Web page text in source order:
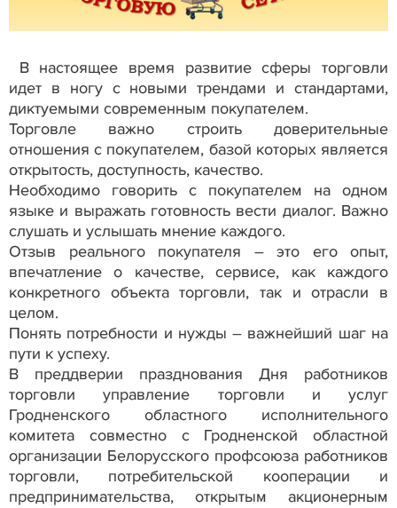
В настоящее время развитие сферы торговли
идет в ногу с новыми трендами и стандартами,
диктуемыми современным покупателем.
Торговле важно строить доверительные
отношения с покупателем, базой которых является
открытость, доступность, качество.
Необходимо говорить с покупателем на одном
языке и выражать готовность вести диалог. Важно
слушать и услышать мнение каждого.
Отзыв реального покупателя – это его опыт,
впечатление о качестве, сервисе, как каждого
конкретного объекта торговли, так и отрасли в
целом.
Понять потребности и нужды – важнейший шаг на
пути к успеху.
В преддверии празднования Дня работников
торговли управление торговли и услуг
Гродненского областного исполнительного
комитета совместно с Гродненской областной
организации Белорусского профсоюза работников
торговли, потребительской кооперации и
предпринимательства, открытым акционерным